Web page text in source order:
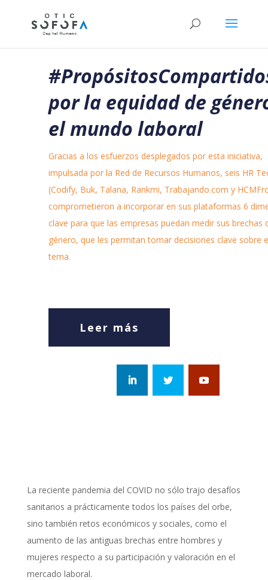
por la equidad de
el mundo laboral
Gracias a los esfuerzos desplegados por esta iniciativa,
impulsada por la Red de Recursos Humanos, seis HR
(Codify, Buk, Talana, Rankmi, Trabajando.com y
comprometieron a incorporar en sus plataformas 6
clave para que las empresas puedan medir sus brechas
género, que les permitan tomar decisiones clave sobre
tema.
Leer más
La reciente pandemia del COVID no sólo trajo desafíos
sanitarios a prácticamente todos los países del orbe,
sino también retos económicos y sociales, como el
aumento de las antiguas brechas entre hombres y
mujeres respecto a su participación y valoración en el
mercado laboral.